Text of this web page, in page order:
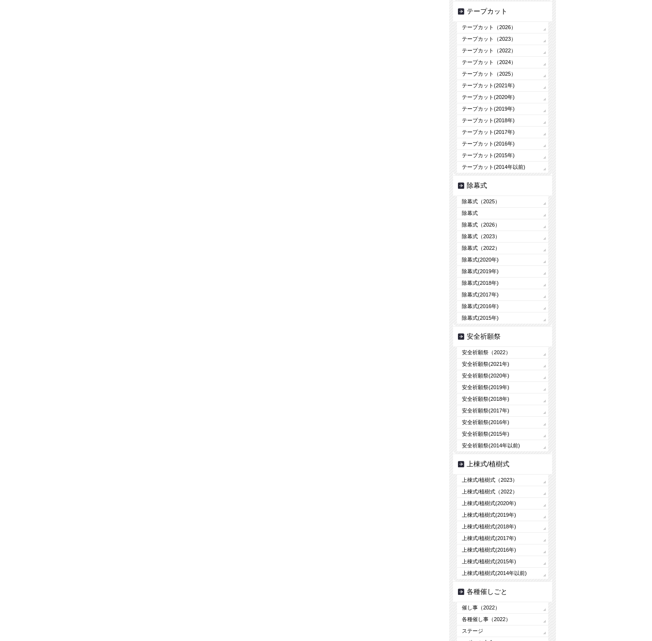
テープカット
テープカット（2026）
テープカット（2023）
テープカット（2022）
テープカット（2024）
テープカット（2025）
テープカット(2021年)
テープカット(2020年)
テープカット(2019年)
テープカット(2018年)
テープカット(2017年)
テープカット(2016年)
テープカット(2015年)
テープカット(2014年以前)
除幕式
除幕式（2025）
除幕式
除幕式（2026）
除幕式（2023）
除幕式（2022）
除幕式(2020年)
除幕式(2019年)
除幕式(2018年)
除幕式(2017年)
除幕式(2016年)
除幕式(2015年)
安全祈願祭
安全祈願祭（2022）
安全祈願祭(2021年)
安全祈願祭(2020年)
安全祈願祭(2019年)
安全祈願祭(2018年)
安全祈願祭(2017年)
安全祈願祭(2016年)
安全祈願祭(2015年)
安全祈願祭(2014年以前)
上棟式/植樹式
上棟式/植樹式（2023）
上棟式/植樹式（2022）
上棟式/植樹式(2020年)
上棟式/植樹式(2019年)
上棟式/植樹式(2018年)
上棟式/植樹式(2017年)
上棟式/植樹式(2016年)
上棟式/植樹式(2015年)
上棟式/植樹式(2014年以前)
各種催しごと
催し事（2022）
各種催し事（2022）
ステージ